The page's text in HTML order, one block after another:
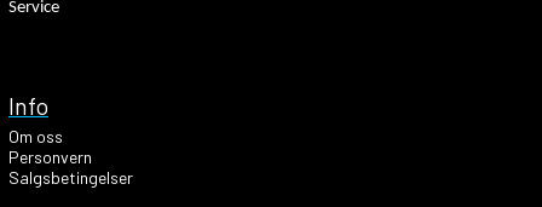
Info
Om oss
Personvern
Salgsbetingelser
Service